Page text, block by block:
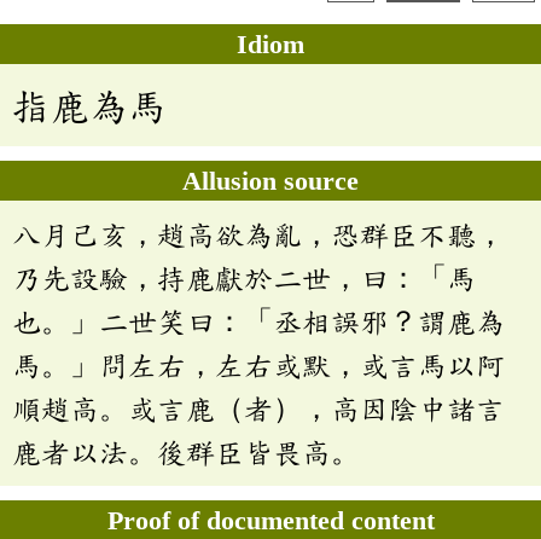
Idiom
指鹿為馬
Allusion source
八月己亥，趙高欲為亂，恐群臣不聽，
乃先設驗，持鹿獻於二世，曰：「馬
也。」二世笑曰：「丞相誤邪？謂鹿為
馬。」問左右，左右或默，或言馬以阿
順趙高。或言鹿（者），高因陰中諸言
鹿者以法。後群臣皆畏高。
Proof of documented content